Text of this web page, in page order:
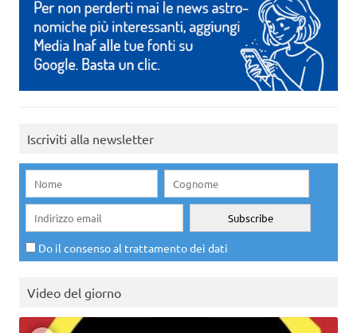
Iscriviti alla newsletter
Do il consenso al trattamento dei dati
Video del giorno